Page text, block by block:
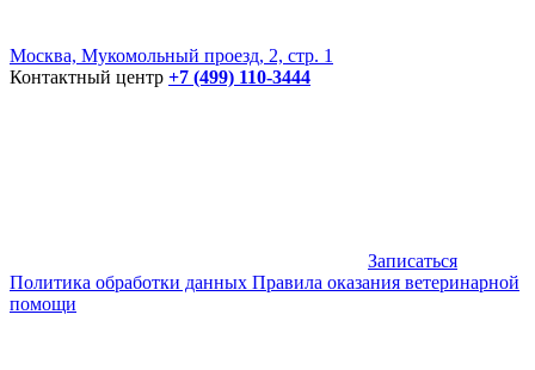
Москва, Мукомольный проезд, 2, стр. 1
Контактный центр +7 (499) 110-3444
Записаться
Политика обработки данных Правила оказания ветеринарной
помощи